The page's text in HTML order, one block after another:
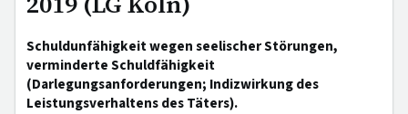
Schuldunfähigkeit wegen seelischer Störungen,
verminderte Schuldfähigkeit
(Darlegungsanforderungen; Indizwirkung des
Leistungsverhaltens des Täters).